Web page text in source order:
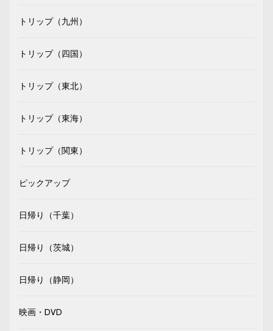
トリップ（九州）
トリップ（四国）
トリップ（東北）
トリップ（東海）
トリップ（関東）
ピックアップ
日帰り（千葉）
日帰り（茨城）
日帰り（静岡）
映画・DVD